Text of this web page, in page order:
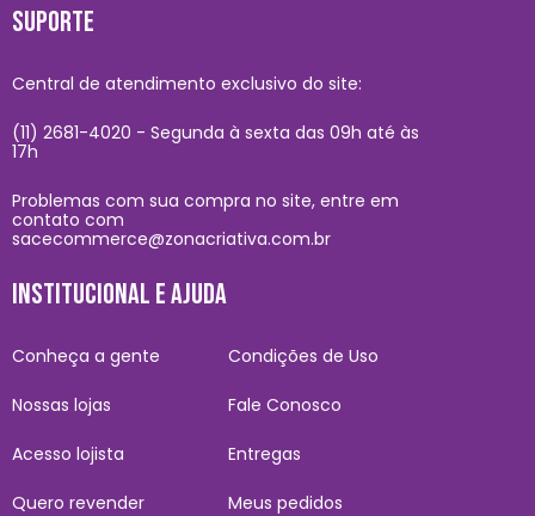
SUPORTE
Central de atendimento exclusivo do site:
(11) 2681-4020 - Segunda à sexta das 09h até às
17h
Problemas com sua compra no site, entre em
contato com
sacecommerce@zonacriativa.com.br
INSTITUCIONAL E AJUDA
Conheça a gente
Nossas lojas
Acesso lojista
Quero revender
Condições de Uso
Fale Conosco
Entregas
Meus pedidos